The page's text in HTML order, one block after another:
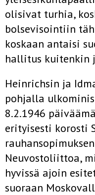
olisivat turhia,
bolsevisointiin
koskaan antaisi
hallitus kuitenkin
Heinrichsin ja
pohjalla
8.2.1946
erityisesti korosti
Neuvostoliittoa,
hyvissä ajoin
suoraan